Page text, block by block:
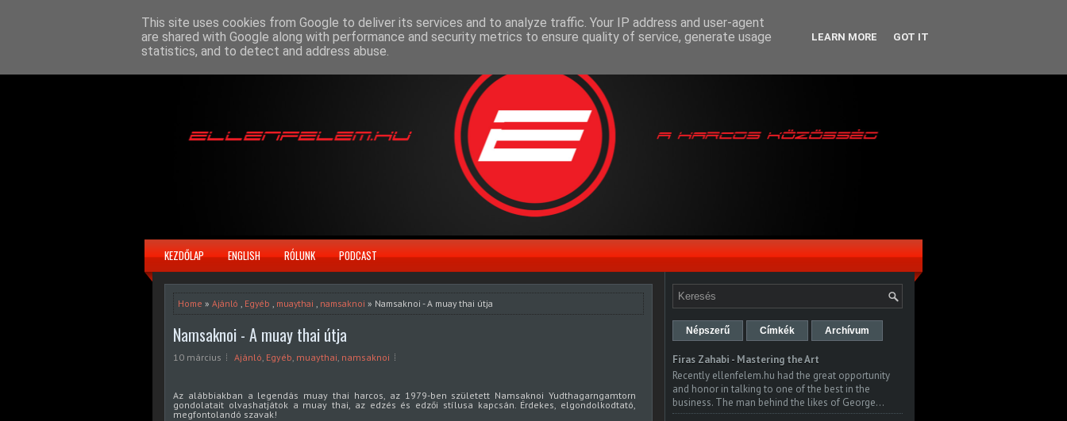
KEZDŐLAP ENGLISH RÓLUNK PODCAST
Home » Ajánló , Egyéb , muaythai , namsaknoi » Namsaknoi - A muay thai útja
Namsaknoi - A muay thai útja
10 március Ajánló, Egyéb, muaythai, namsaknoi
Az alábbiakban a legendás muay thai harcos, az 1979-ben született Namsaknoi Yudthagarngamtorn
gondolatait olvashatjátok a muay thai, az edzés és edzői stílusa kapcsán. Érdekes, elgondolkodtató,
megfontolandó szavak!
Népszerű Címkék Archívum
Firas Zahabi - Mastering the Art
Recently ellenfelem.hu had the great opportunity
and honor in talking to one of the best in the
business. The man behind the likes of George...
This site uses cookies from Google to deliver its services and to analyze traffic. Your IP address and user-agent
are shared with Google along with performance and security metrics to ensure quality of service, generate usage
statistics, and to detect and address abuse.
LEARN MORE GOT IT